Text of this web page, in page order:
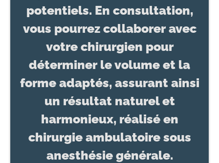
potentiels. En consultation,
vous pourrez collaborer avec
votre chirurgien pour
déterminer le volume et la
forme adaptés, assurant ainsi
un résultat naturel et
harmonieux, réalisé en
chirurgie ambulatoire sous
anesthésie générale.